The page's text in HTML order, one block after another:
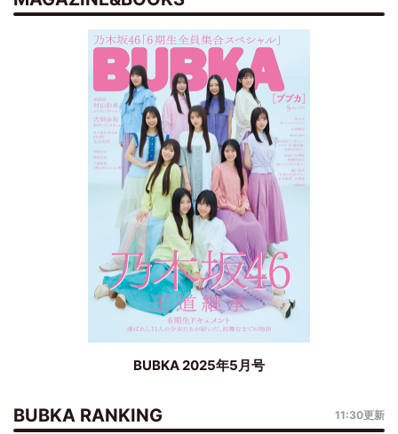
BUBKA 2025年5月号
BUBKA RANKING 11:30更新